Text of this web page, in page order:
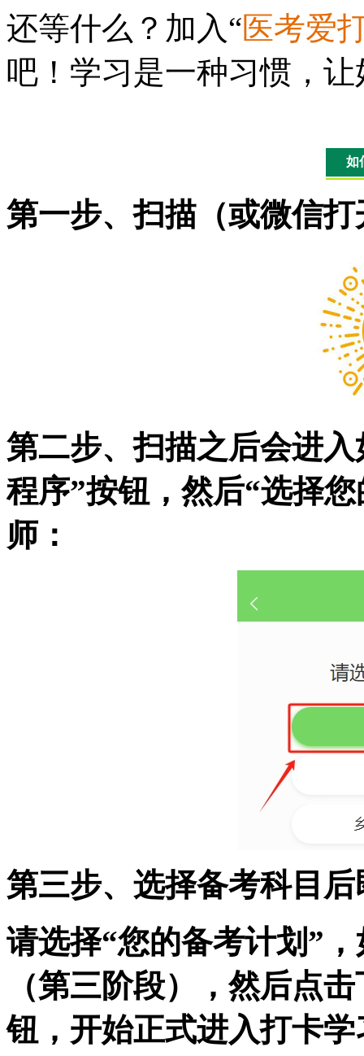
还等什么？加入“医考爱
吧！学习是一种习惯，
如
第一步、扫描（或微信
第二步、扫描之后会进
程序”按钮，然后“选择
师：
第三步、选择备考科目
请选择“您的备考计划”
（第三阶段），然后点
钮，开始正式进入打卡学